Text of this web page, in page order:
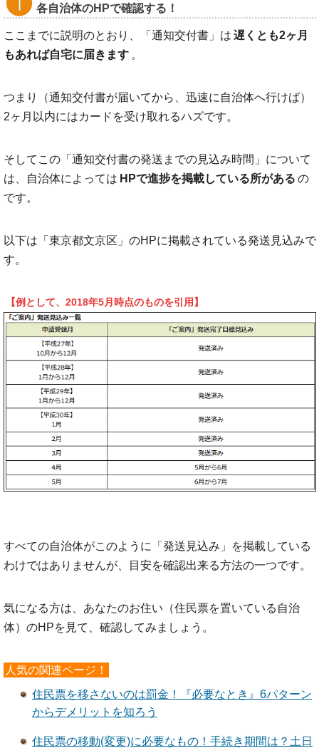
各自治体のHPで確認する！
ここまでに説明のとおり、「通知交付書」は 遅くとも2ヶ月
もあれば自宅に届きます 。
つまり（通知交付書が届いてから、迅速に自治体へ行けば）
2ヶ月以内にはカードを受け取れるハズです。
そしてこの「通知交付書の発送までの見込み時間」について
は、自治体によっては HPで進捗を掲載している所がある の
です。
以下は「東京都文京区」のHPに掲載されている発送見込みで
す。
【例として、2018年5月時点のものを引用】
すべての自治体がこのように「発送見込み」を掲載している
わけではありませんが、目安を確認出来る方法の一つです。
気になる方は、あなたのお住い（住民票を置いている自治
体）のHPを見て、確認してみましょう。
人気の関連ページ！
住民票を移さないのは罰金！『必要なとき』6パターン
からデメリットを知ろう
住民票の移動(変更)に必要なもの！手続き期間は？土日